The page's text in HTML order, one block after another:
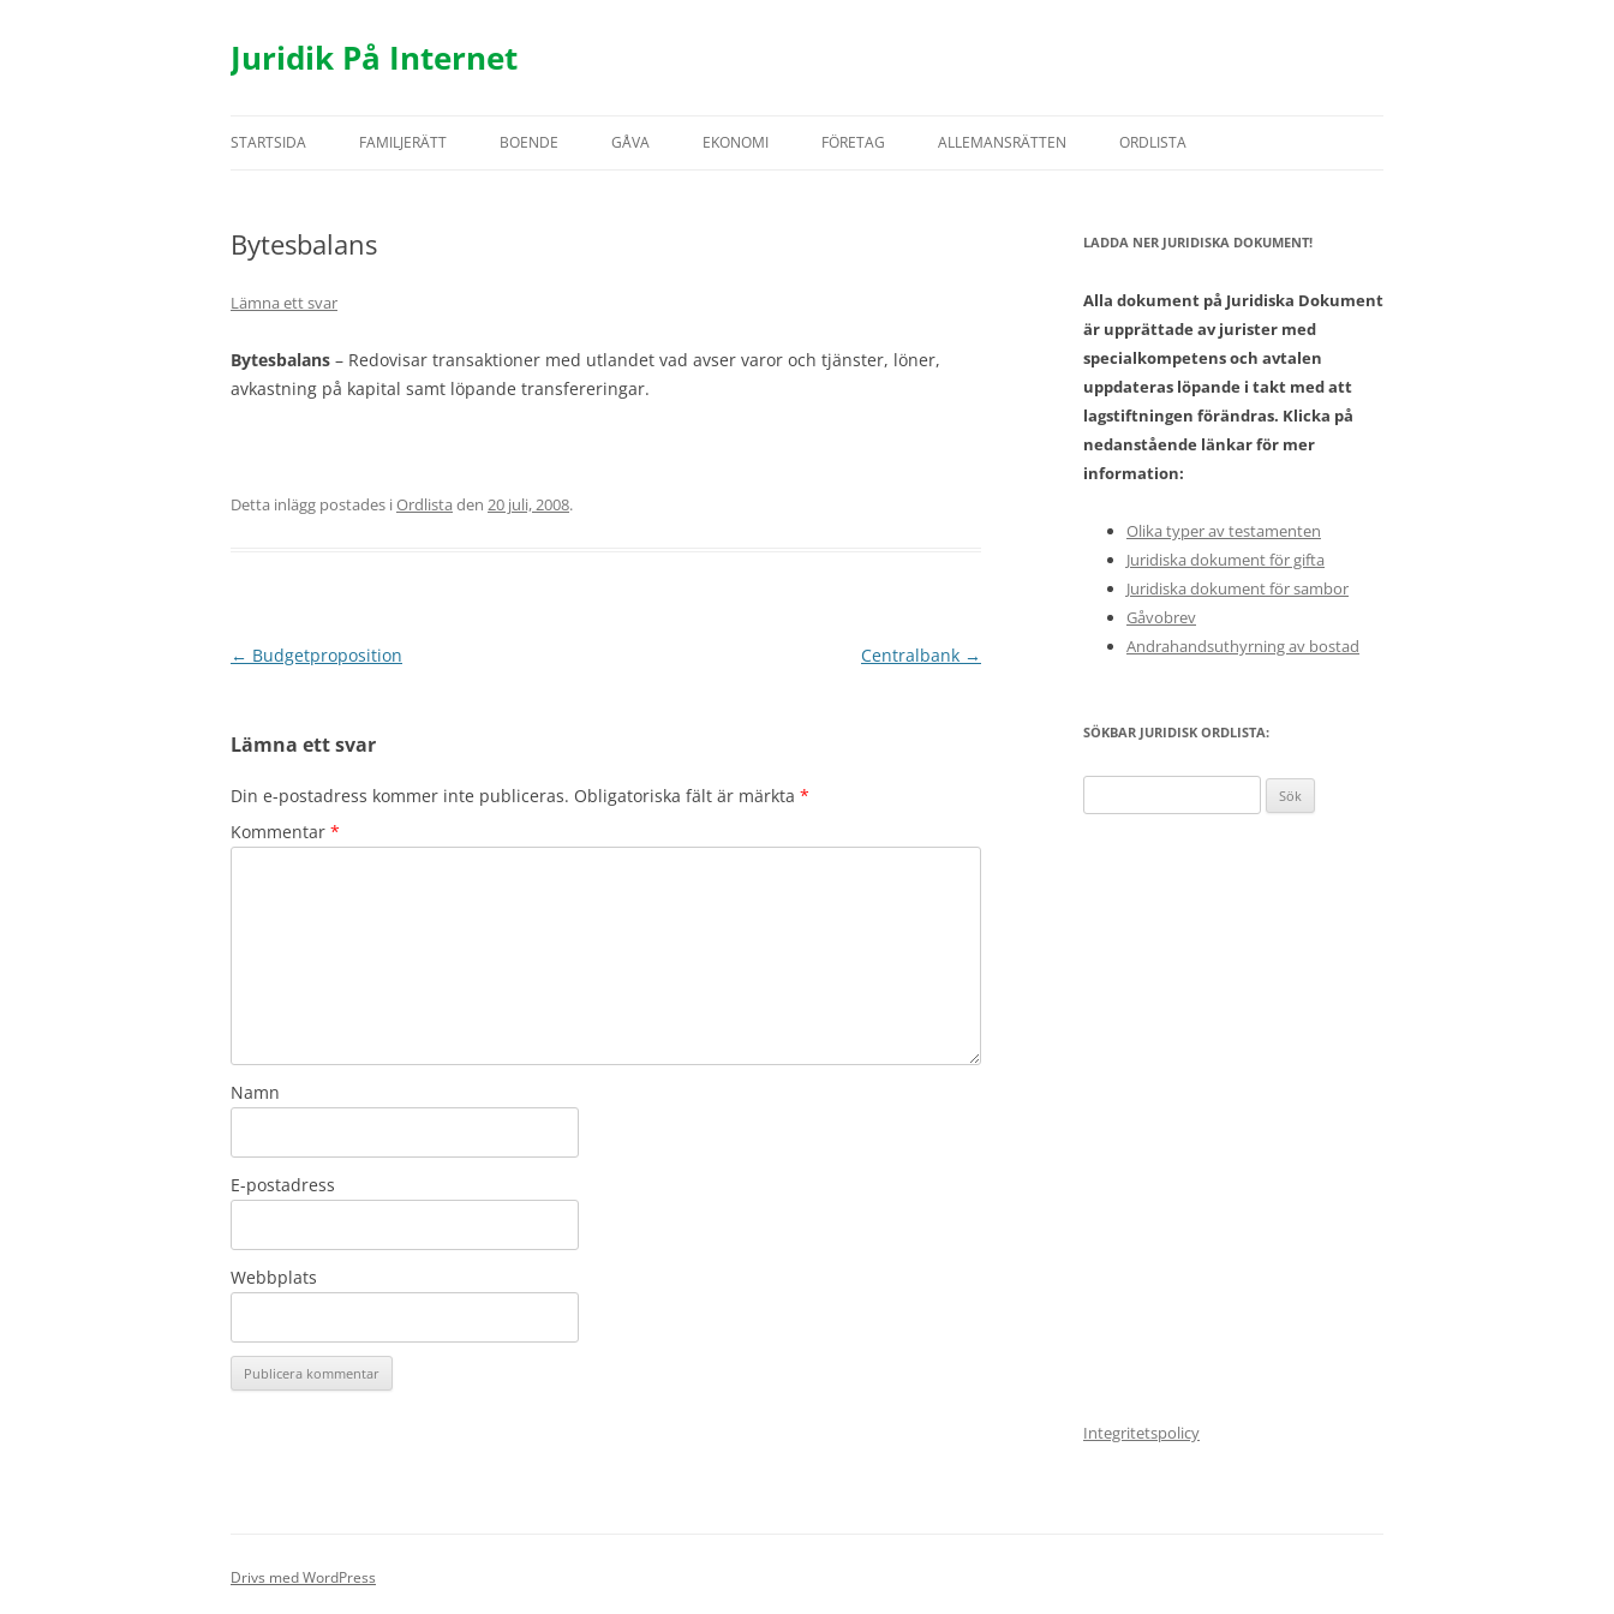
innehåll
Juridik På Internet
STARTSIDA FAMILJERÄTT
ÄKTENSKAP
REGISTRERAT PARTNERSKAP
BOENDE GÅVA EKONOMI
SKATT PRIVATPERSONER
FÖRETAG ALLEMANSRÄTTEN ORDLISTA
Bytesbalans
Lämna ett svar
Bytesbalans – Redovisar transaktioner med utlandet vad avser varor och tjänster, löner,
avkastning på kapital samt löpande transfereringar.
Detta inlägg postades iOrdlista den 20 juli, 2008.
Inläggsnavigering
← Budgetproposition Centralbank →
Lämna ett svar
Din e-postadress kommer inte publiceras. Obligatoriska fält är märkta *
Kommentar *
Namn
E-postadress
Webbplats
LADDA NER JURIDISKA DOKUMENT!
Alla dokument på Juridiska Dokument
är upprättade av jurister med
specialkompetens och avtalen
uppdateras löpande i takt med att
lagstiftningen förändras. Klicka på
nedanstående länkar för mer
information:
Olika typer av testamenten
Juridiska dokument för gifta
Juridiska dokument för sambor
Gåvobrev
Andrahandsuthyrning av bostad
SÖKBAR JURIDISK ORDLISTA:
efter:
Integritetspolicy
Drivs med WordPress